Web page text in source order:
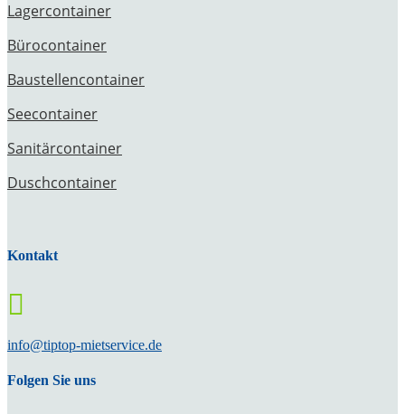
Lagercontainer
Bürocontainer
Baustellencontainer
Seecontainer
Sanitärcontainer
Duschcontainer
Kontakt

info@tiptop-mietservice.de
Folgen Sie uns